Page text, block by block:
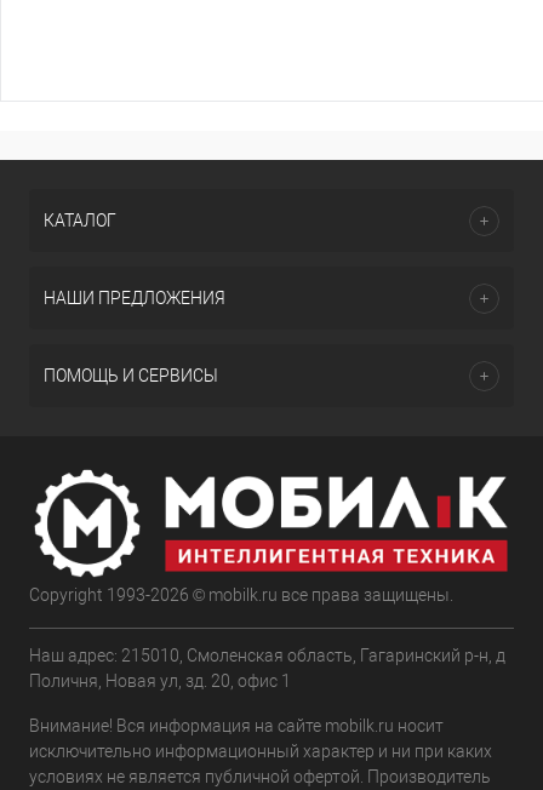
КАТАЛОГ
НАШИ ПРЕДЛОЖЕНИЯ
ПОМОЩЬ И СЕРВИСЫ
Copyright 1993-2026 © mobilk.ru все права защищены.
Наш адрес: 215010, Смоленская область, Гагаринский р-н, д
Поличня, Новая ул, зд. 20, офис 1
Внимание! Вся информация на сайте mobilk.ru носит
исключительно информационный характер и ни при каких
условиях не является публичной офертой. Производитель